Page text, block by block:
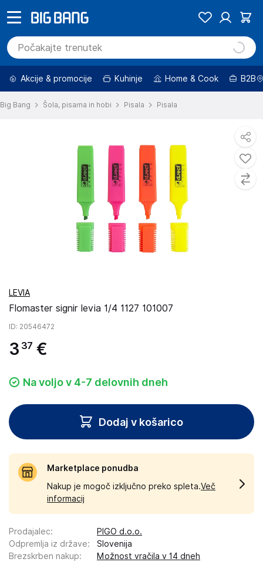
Akcije & promocije Kuhinje Home & Cook B2B
Big Bang Šola, pisarna in hobi Pisala Pisala
LEVIA
Flomaster signir levia 1/4 1127 101007
ID: 20546472
3 37 €
Na voljo v 4-7 delovnih dneh
Dodaj v košarico
Marketplace ponudba
Nakup je mogoč izključno preko spleta.Več
informacij
Prodajalec:
PIGO d.o.o.
Odpremlja iz države:
Slovenija
Brezskrben nakup: Možnost vračila v 14 dneh